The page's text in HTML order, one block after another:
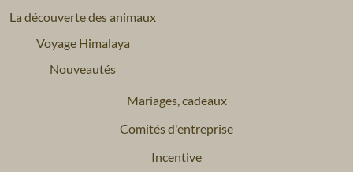
La découverte des animaux
Voyage Himalaya
Nouveautés
Mariages, cadeaux
Comités d'entreprise
Incentive